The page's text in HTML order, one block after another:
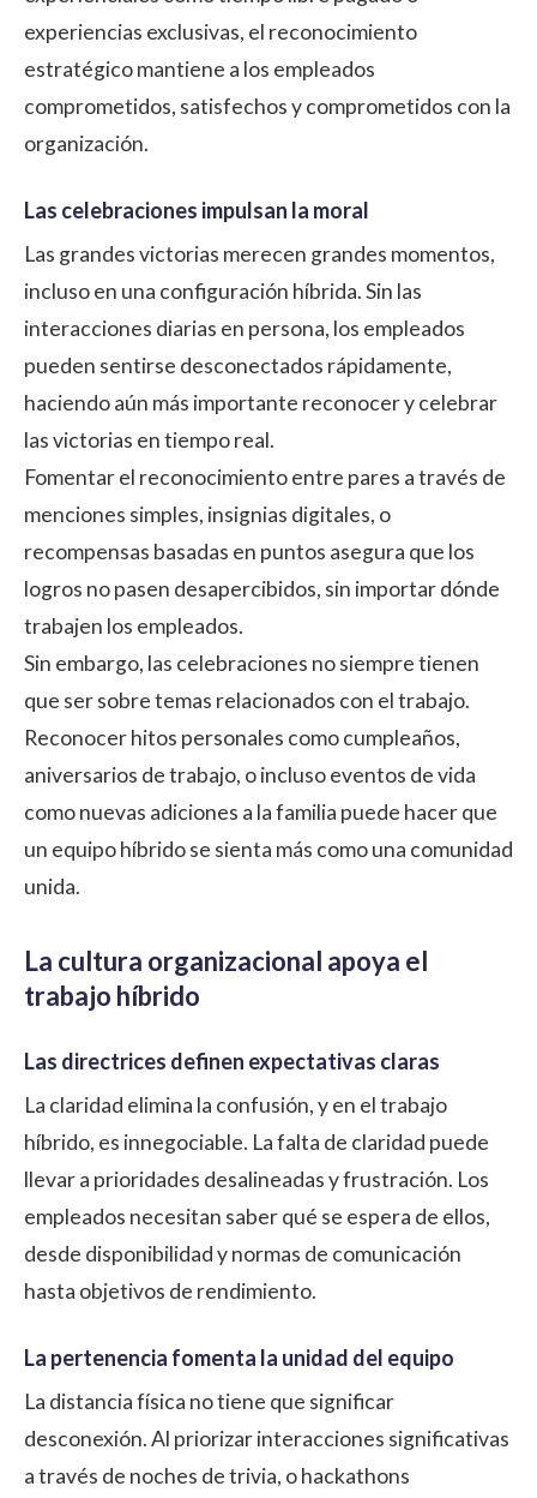
experiencias exclusivas, el reconocimiento
estratégico mantiene a los empleados
comprometidos, satisfechos y comprometidos con la
organización.
Las celebraciones impulsan la moral
Las grandes victorias merecen grandes momentos,
incluso en una configuración híbrida. Sin las
interacciones diarias en persona, los empleados
pueden sentirse desconectados rápidamente,
haciendo aún más importante reconocer y celebrar
las victorias en tiempo real.
Fomentar el reconocimiento entre pares a través de
menciones simples, insignias digitales, o
recompensas basadas en puntos asegura que los
logros no pasen desapercibidos, sin importar dónde
trabajen los empleados.
Sin embargo, las celebraciones no siempre tienen
que ser sobre temas relacionados con el trabajo.
Reconocer hitos personales como cumpleaños,
aniversarios de trabajo, o incluso eventos de vida
como nuevas adiciones a la familia puede hacer que
un equipo híbrido se sienta más como una comunidad
unida.
La cultura organizacional apoya el
trabajo híbrido
Las directrices definen expectativas claras
La claridad elimina la confusión, y en el trabajo
híbrido, es innegociable. La falta de claridad puede
llevar a prioridades desalineadas y frustración. Los
empleados necesitan saber qué se espera de ellos,
desde disponibilidad y normas de comunicación
hasta objetivos de rendimiento.
La pertenencia fomenta la unidad del equipo
La distancia física no tiene que significar
desconexión. Al priorizar interacciones significativas
a través de noches de trivia, o hackathons